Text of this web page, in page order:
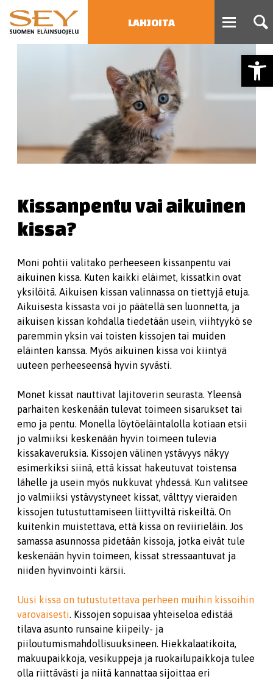
LAHJOITA
Type 2 or more characters
for results.
Kissanpentu vai aikuinen
kissa?
Moni pohtii valitako perheeseen kissanpentu vai
aikuinen kissa. Kuten kaikki eläimet, kissatkin ovat
yksilöitä. Aikuisen kissan valinnassa on tiettyjä etuja.
Aikuisesta kissasta voi jo päätellä sen luonnetta, ja
aikuisen kissan kohdalla tiedetään usein, viihtyykö se
paremmin yksin vai toisten kissojen tai muiden
eläinten kanssa. Myös aikuinen kissa voi kiintyä
uuteen perheeseensä hyvin syvästi.
Monet kissat nauttivat lajitoverin seurasta. Yleensä
parhaiten keskenään tulevat toimeen sisarukset tai
emo ja pentu. Monella löytöeläintalolla kotiaan etsii
jo valmiiksi keskenään hyvin toimeen tulevia
kissakaveruksia. Kissojen välinen ystävyys näkyy
esimerkiksi siinä, että kissat hakeutuvat toistensa
lähelle ja usein myös nukkuvat yhdessä. Kun valitsee
jo valmiiksi ystävystyneet kissat, välttyy vieraiden
kissojen tutustuttamiseen liittyviltä riskeiltä. On
kuitenkin muistettava, että kissa on reviirieläin. Jos
samassa asunnossa pidetään kissoja, jotka eivät tule
keskenään hyvin toimeen, kissat stressaantuvat ja
niiden hyvinvointi kärsii.
Uusi kissa on tutustutettava perheen muihin kissoihin
varovaisesti. Kissojen sopuisaa yhteiseloa edistää
tilava asunto runsaine kiipeily- ja
piiloutumismahdollisuuksineen. Hiekkalaatikoita,
makuu­paikkoja, vesikuppeja ja ruokailupaikkoja tulee
olla riittävästi ja niitä kannattaa sijoittaa eri